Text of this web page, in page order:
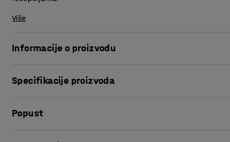
Više
Informacije o proizvodu
Ovaj praktičan ormar je savršen za spremanje, od knjiga i
Odgovara većini prostora, a zbog svog dizajna jednako je
Specifikacije proizvoda
Širina: 400
Popust
Ispis stranice